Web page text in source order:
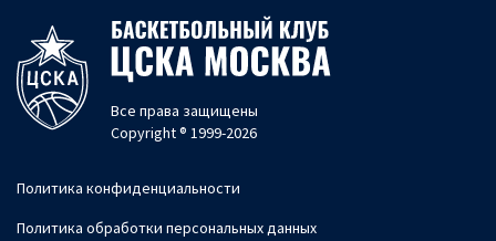
Все права защищены
Copyright ® 1999-2026
Политика конфиденциальности
Политика обработки персональных данных